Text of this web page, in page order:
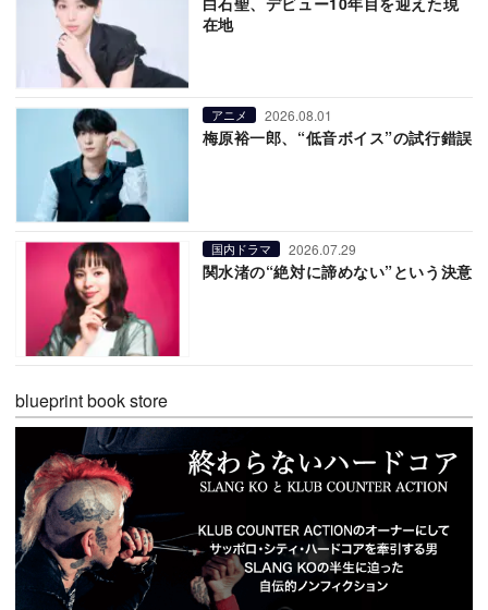
在地
アニメ 2026.08.01
梅原裕一郎、“低音ボイス”の試行錯誤
国内ドラマ 2026.07.29
関水渚の“絶対に諦めない”という決意
blueprint book store